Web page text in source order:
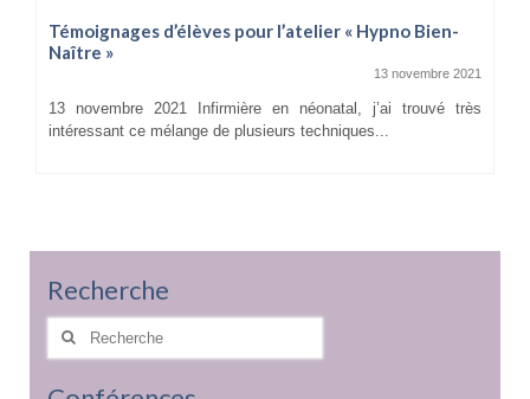
Témoignages d’élèves pour l’atelier « Hypno Bien-
Naître »
13 novembre 2021
13 novembre 2021 Infirmière en néonatal, j’ai trouvé très
intéressant ce mélange de plusieurs techniques...
Recherche
Rechercher